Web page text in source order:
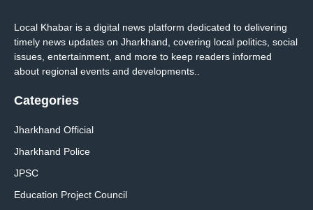
Local Khabar is a digital news platform dedicated to delivering
timely news updates on Jharkhand, covering local politics, social
issues, entertainment, and more to keep readers informed
about regional events and developments..
Categories
Jharkhand Official
Jharkhand Police
JPSC
Education Project Council